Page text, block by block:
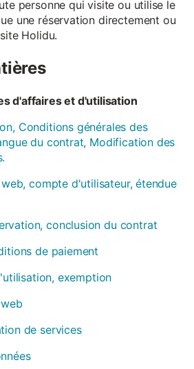
personne qui visite ou utilise le
une réservation directement ou
Holidu.
d'affaires et d'utilisation
Conditions générales des
du contrat, Modification des
compte d'utilisateur, étendue
conclusion du contrat
de paiement
exemption
de services